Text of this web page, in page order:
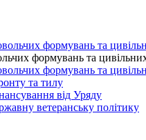
формувань та цивільних